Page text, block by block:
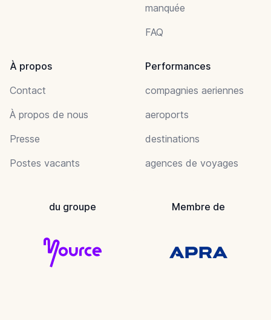
manquée
FAQ
À propos
Contact
À propos de nous
Presse
Postes vacants
Performances
compagnies aeriennes
aeroports
destinations
agences de voyages
du groupe Membre de